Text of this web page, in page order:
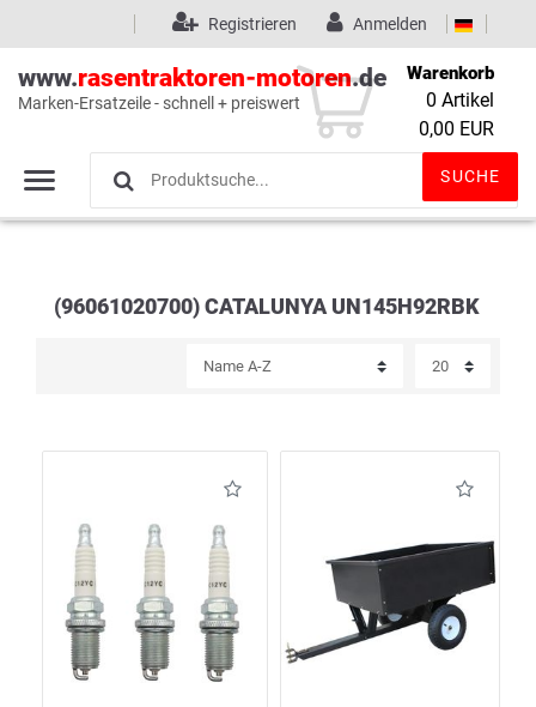
Wunschliste (0)
Anmelden
Registrieren
www.rasentraktoren-motoren.de
Marken-Ersatzeile - schnell + preiswert
SUCHE
Warenkorb
0 Artikel
0,00 EUR
(96061020700) CATALUNYA UN145H92RBK